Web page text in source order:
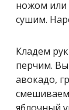
ножом или
сушим.
Кладем
перчим.
авокадо,